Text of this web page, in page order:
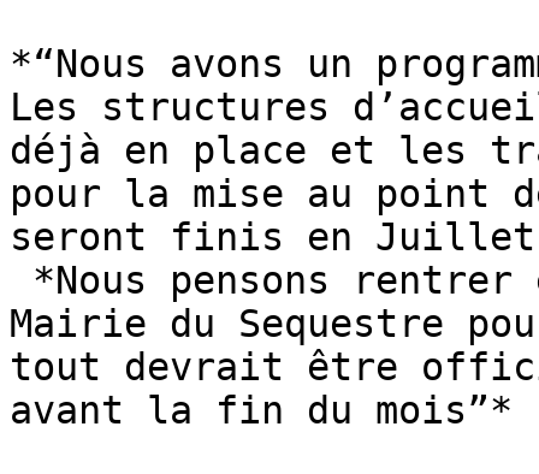
*“Nous avons un
Les structures
déjà en place et les
pour la mise au point
seront finis en
Mairie du Sequestre
tout devrait être
avant la fin du mois”*